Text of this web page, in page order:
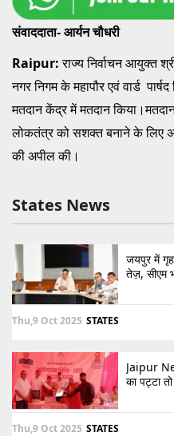
संवाददाता- आर्यन चौधरी
Raipur:राज्य निर्वाचन आयुक्त
नगर निगम के महापौर एवं वार्ड
मतदान केंद्र में मतदान
लोकतंत्र को सशक्त बनाने के लिए
की अपील की।
States News
जयपुर में
तेज़, सीएम
Thu,9 Oct 2025 STATES
Jaipur
का पट्टा
Thu,9 Oct 2025 STATES